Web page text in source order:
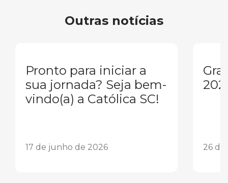
Outras notícias
Pronto para iniciar a
sua jornada? Seja bem-
vindo(a) a Católica SC!
17 de junho de 2026 26 de